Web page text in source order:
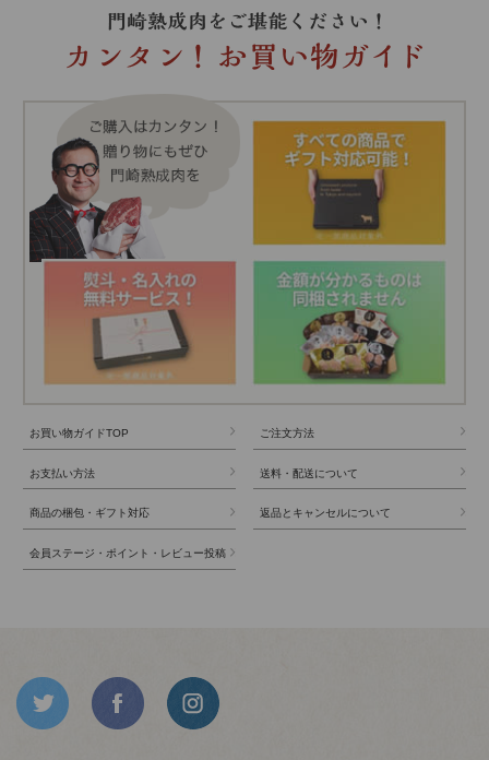
お買い物ガイドTOP ご注文方法
お支払い方法 送料・配送について
商品の梱包・ギフト対応 返品とキャンセルについて
会員ステージ・ポイント・レビュー投稿